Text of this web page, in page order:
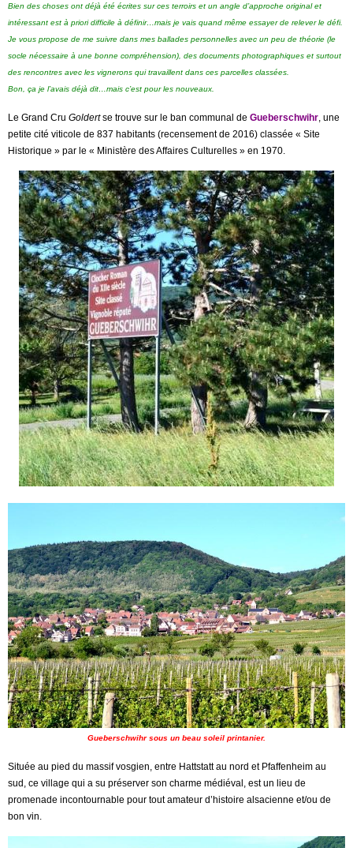
Bien des choses ont déjà été écrites sur ces terroirs et un angle d’approche original et
intéressant est à priori difficile à définir…mais je vais quand même essayer de relever le défi.
Je vous propose de me suivre dans mes ballades personnelles avec un peu de théorie (le
socle nécessaire à une bonne compréhension), des documents photographiques et surtout
des rencontres avec les vignerons qui travaillent dans ces parcelles classées.
Bon, ça je l’avais déjà dit…mais c’est pour les nouveaux.
Le Grand Cru Goldertse trouve sur le ban communal de Gueberschwihr , une
petite cité viticole de 837 habitants (recensement de 2016) classée « Site
Historique » par le « Ministère des Affaires Culturelles » en 1970.
Gueberschwihr sous un beau soleil printanier.
Située au pied du massif vosgien, entre Hattstatt au nord et Pfaffenheim au
sud, ce village qui a su préserver son charme médiéval, est un lieu de
promenade incontournable pour tout amateur d’histoire alsacienne et/ou de
bon vin.